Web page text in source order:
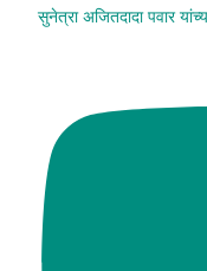
सुनेत्रा अजितदादा पवार